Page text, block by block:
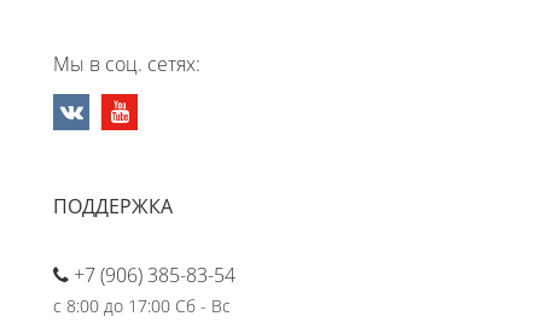
Мы в соц. сетях:
ПОДДЕРЖКА
+7 (906) 385-83-54
с 8:00 до 17:00 Сб - Вс